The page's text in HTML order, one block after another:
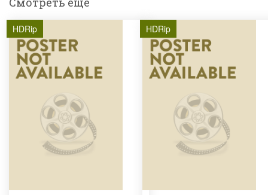
HDRip HDRip